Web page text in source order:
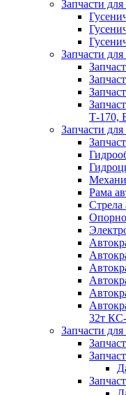
Запчасти
Запчасти для
Т-170,
Запчасти
Рама
Стрела
32т
Запчасти для